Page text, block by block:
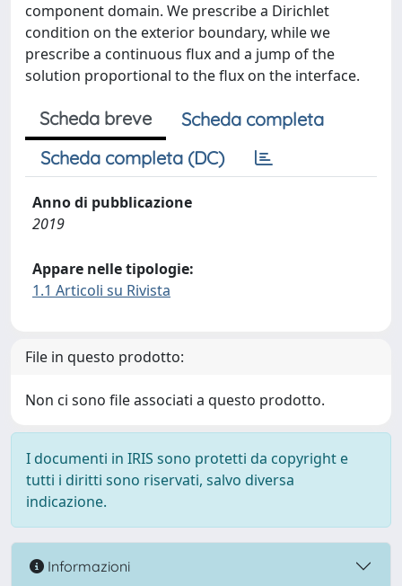
component domain. We prescribe a Dirichlet
condition on the exterior boundary, while we
prescribe a continuous flux and a jump of the
solution proportional to the flux on the interface.
Scheda breve
Scheda completa
Scheda completa (DC)
Anno di pubblicazione
2019
Appare nelle tipologie:
1.1 Articoli su Rivista
File in questo prodotto:
Non ci sono file associati a questo prodotto.
I documenti in IRIS sono protetti da copyright e
tutti i diritti sono riservati, salvo diversa
indicazione.
Informazioni